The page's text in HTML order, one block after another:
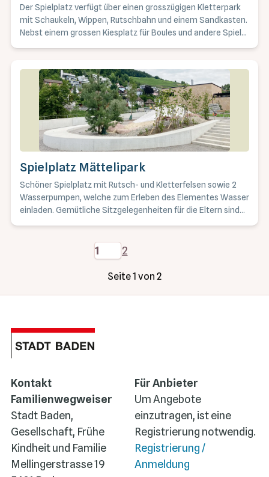
Der Spielplatz verfügt über einen grosszügigen Kletterpark
mit Schaukeln, Wippen, Rutschbahn und einem Sandkasten.
Nebst einem grossen Kiesplatz für Boules und andere Spiele
Park "alter Stadtfriedhof"
Spielplatz Mättelipark
Schöner Spielplatz mit Rutsch- und Kletterfelsen sowie 2
Wasserpumpen, welche zum Erleben des Elementes Wasser
einladen. Gemütliche Sitzgelegenheiten für die Eltern sind
1 2
Seite 1 von 2
Kontakt
Familienwegweiser
Stadt Baden,
Gesellschaft, Frühe
Kindheit und Familie
Mellingerstrasse 19
Für Anbieter
Um Angebote
einzutragen, ist eine
Registrierung notwendig.
Registrierung /
Anmeldung